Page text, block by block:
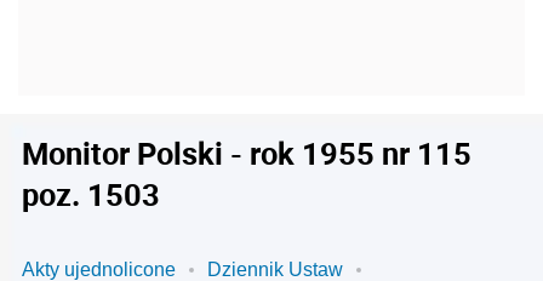
Monitor Polski - rok 1955 nr 115
poz. 1503
Akty ujednolicone
Dziennik Ustaw